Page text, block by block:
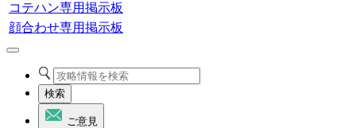
コテハン専用掲示板
顔合わせ専用掲示板
検索
ご意見